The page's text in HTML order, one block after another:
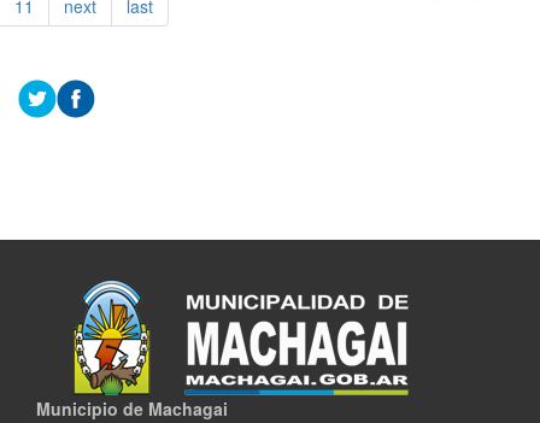
talla
11
next last
Municipio de Machagai